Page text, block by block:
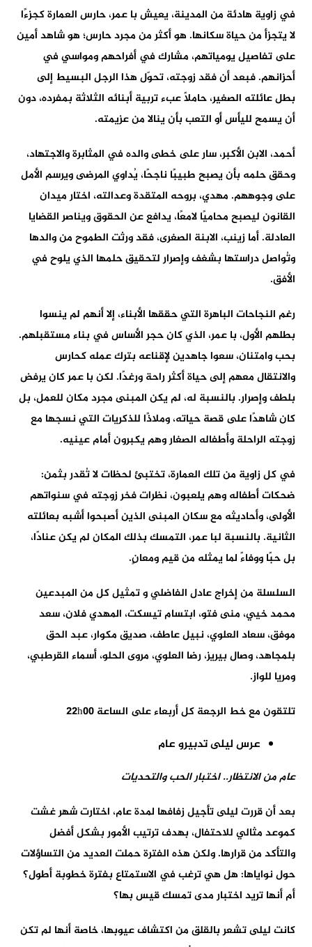
في زاوية هادئة من المدينة، يعيش با عمر، حارس العمارة كجزءًا
لا يتجزأ من حياة سكانها. هو أكثر من مجرد حارس؛ هو شاهد أمين
على تفاصيل يومياتهم، مشارك في أفراحهم ومواسي في
أحزانهم. فبعد أن فقد زوجته، تحوّل هذا الرجل البسيط إلى
بطل عائلته الصغير، حاملاً عبء تربية أبنائه الثلاثة بمفرده، دون
أن يسمح لليأس أو التعب بأن ينالا من عزيمته.
أحمد، الابن الأكبر، سار على خطى والده في المثابرة والاجتهاد،
وحقق حلمه بأن يصبح طبيبًا ناجحًا، يُداوي المرضى ويرسم الأمل
على وجوههم. مهدي، بروحه المتقدة وعدالته، اختار ميدان
القانون ليصبح محاميًا لامعًا، يدافع عن الحقوق ويناصر القضايا
العادلة. أما زينب، الابنة الصغرى، فقد ورثت الطموح من والدها
وتُواصل دراستها بشغف وإصرار لتحقيق حلمها الذي يلوح في
الأفق.
رغم النجاحات الباهرة التي حققها الأبناء، إلا أنهم لم ينسوا
بطلهم الأول، با عمر، الذي كان حجر الأساس في بناء مستقبلهم.
بحب وامتنان، سعوا جاهدين لإقناعه بترك عمله كحارس
والانتقال معهم إلى حياة أكثر راحة ورغدًا. لكن با عمر كان يرفض
بلطف وإصرار. بالنسبة له، لم يكن المبنى مجرد مكان للعمل، بل
كان شاهدًا على قصة حياته، وملاذًا للذكريات التي نسجها مع
زوجته الراحلة وأطفاله الصغار وهم يكبرون أمام عينيه.
في كل زاوية من تلك العمارة، تختبئ لحظات لا تُقدر بثمن:
ضحكات أطفاله وهم يلعبون، نظرات فخر زوجته في سنواتهم
الأولى، وأحاديثه مع سكان المبنى الذين أصبحوا أشبه بعائلته
الثانية. بالنسبة لبا عمر، التمسك بذلك المكان لم يكن عنادًا،
بل حبًا ووفاءً لما يمثله من قيم ومعانٍ.
السلسلة من إخراج عادل الفاضلي و تمثيل كل من المبدعين
محمد خيي، منى فتو، ابتسام تيسكت، المهدي فلان، سعد
موفق، سعاد العلوي، نبيل عاطف، صديق مكوار، عبد الحق
بلمجاهد، وصال بيريز، رضا العلوي، مروى الحلو، أسماء القرطبي،
ومريا للواز.
تلتقون مع خط الرجعة كل أربعاء على الساعة 22h00
عرس ليلى تدبيرو عام
عام من الانتظار..اختبار الحب والتحديات
بعد أن قررت ليلى تأجيل زفافها لمدة عام، اختارت شهر غشت
كموعد مثالي للاحتفال، بهدف ترتيب الأمور بشكل أفضل
والتأكد من قرارها. ولكن هذه الفترة حملت العديد من التساؤلات
حول نواياها: هل هي ترغب في الاستمتاع بفترة خطوبة أطول؟
أم أنها تريد اختبار مدى تمسك قيس بها؟
كانت ليلى تشعر بالقلق من اكتشاف عيوبها، خاصة أنها لم تكن